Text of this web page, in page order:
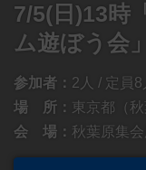
7/5(日)13時
ム遊ぼう会
参加者： 2人 / 定員8
場 所： 東京都（秋
会 場： 秋葉原集